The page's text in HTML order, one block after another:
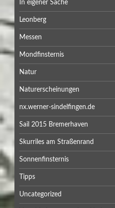
In eigener Sache
Leonberg
Messen
Mondfinsternis
Natur
Naturerscheinungen
nx.werner-sindelfingen.de
Sail 2015 Bremerhaven
Skurriles am Straßenrand
Sonnenfinsternis
Tipps
Uncategorized